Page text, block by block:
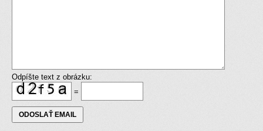
Odpíšte text z obrázku:
=